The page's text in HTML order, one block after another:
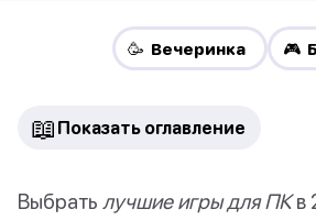
🥳 Вечеринка 🎮
📖 Показать оглавление
Выбрать лучшие игры для ПКв